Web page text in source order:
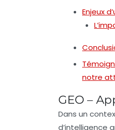
Enjeux
notre
GEO –
Dans un
d’intelligence